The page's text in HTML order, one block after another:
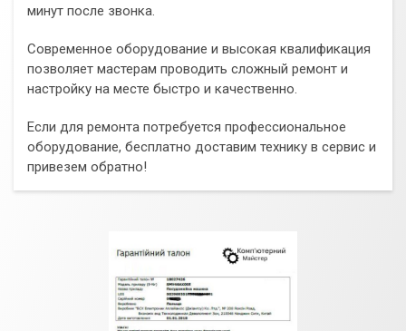
минут после звонка.
Современное оборудование и высокая квалификация
позволяет мастерам проводить сложный ремонт и
настройку на месте быстро и качественно.
Если для ремонта потребуется профессиональное
оборудование, бесплатно доставим технику в сервис и
привезем обратно!